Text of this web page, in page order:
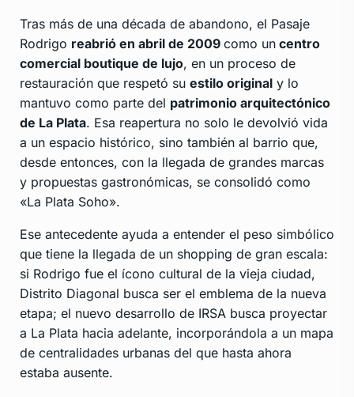
Tras más de una década de abandono, el Pasaje
Rodrigo reabrió en abril de 2009 como un centro
comercial boutique de lujo, en un proceso de
restauración que respetó su estilo original y lo
mantuvo como parte del patrimonio arquitectónico
de La Plata. Esa reapertura no solo le devolvió vida
a un espacio histórico, sino también al barrio que,
desde entonces, con la llegada de grandes marcas
y propuestas gastronómicas, se consolidó como
«La Plata Soho».
Ese antecedente ayuda a entender el peso simbólico
que tiene la llegada de un shopping de gran escala:
si Rodrigo fue el ícono cultural de la vieja ciudad,
Distrito Diagonal busca ser el emblema de la nueva
etapa; el nuevo desarrollo de IRSA busca proyectar
a La Plata hacia adelante, incorporándola a un mapa
de centralidades urbanas del que hasta ahora
estaba ausente.